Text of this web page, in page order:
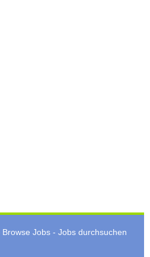
Browse Jobs - Jobs durchsuchen